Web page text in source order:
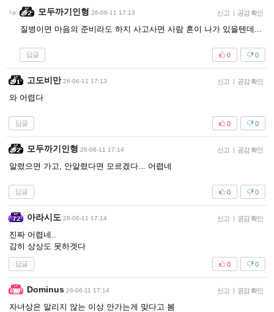
모두까기인형 26-06-11 17:13 신고 | 공감 확인
질병이면 마음의 준비라도 하지 사고사면 사람 혼이 나가 있을텐데...
답글 0
0
고도비만 26-06-11 17:13 신고 | 공감 확인
와 어렵다
답글 0
0
모두까기인형 26-06-11 17:14 신고 | 공감 확인
알렸으면 가고, 안알렸다면 모르겠다... 어렵네
답글 0
0
아라시도 26-06-11 17:14 신고 | 공감 확인
진짜 어렵네..
감히 상상도 못하겟다
답글 0
0
Dominus 26-06-11 17:14 신고 | 공감 확인
자녀상은 알리지 않는 이상 안가는게 맞다고 봄